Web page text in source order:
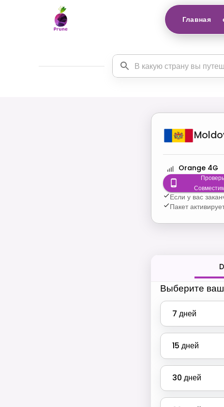
Главная
Orange 4G
Если у вас
Пакет
Выберите ваш
7 дней
15 дней
30 дней